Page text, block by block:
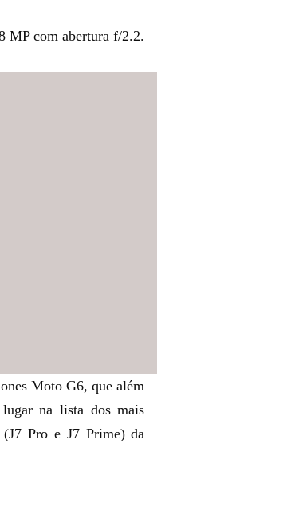
MP com abertura f/2.2.
Moto G6, que além
na lista dos mais
Pro e J7 Prime) da